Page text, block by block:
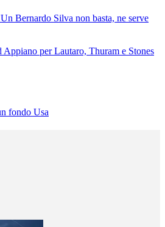
Bernardo Silva non basta, ne serve
Appiano per Lautaro, Thuram e Stones
fondo Usa